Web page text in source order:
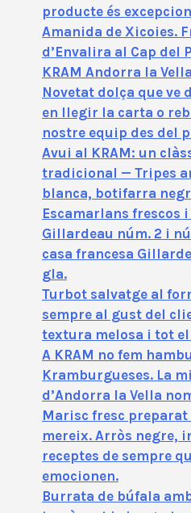
producte és
Amanida de Xicoies.
d’Envalira al Cap del
KRAM Andorra la
Novetat dolça que ve
en llegir la carta o
nostre equip des del
Avui al KRAM: un
tradicional — Tripes
blanca, botifarra
Escamarlans frescos
Gillardeau núm. 2 i
casa francesa
gla.
Turbot salvatge al
sempre al gust del
textura melosa i tot
A KRAM no fem
Kramburgueses. La
d’Andorra la Vella
Marisc fresc
mereix. Arròs negre,
receptes de sempre
emocionen.
Burrata de búfala